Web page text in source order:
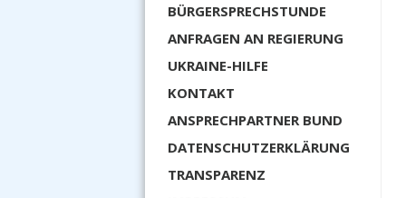
BÜRGERSPRECHSTUNDE
ANFRAGEN AN REGIERUNG
UKRAINE-HILFE
KONTAKT
ANSPRECHPARTNER BUND
DATENSCHUTZERKLÄRUNG
TRANSPARENZ